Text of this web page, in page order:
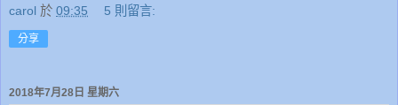
carol 於 09:35 5 則留言:
分享
2018年7月28日 星期六